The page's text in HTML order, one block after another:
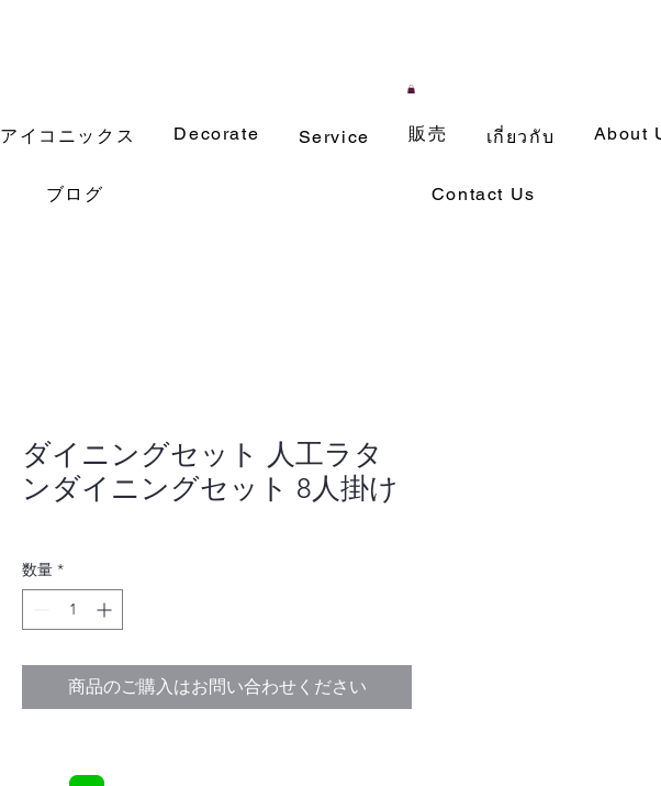
アイコニックス Decorate Service 販売 เกี่ยวกับ About
ブログ Contact Us
ダイニングセット 人工ラタ
ンダイニングセット 8人掛け
数量 *
商品のご購入はお問い合わせください